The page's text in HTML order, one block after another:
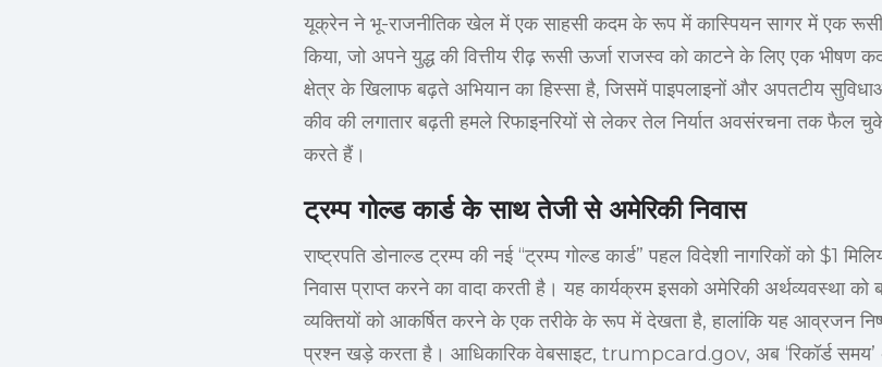
यूक्रेन ने भू-राजनीतिक खेल में एक साहसी कदम के रूप में कास्पियन सागर में एक
किया, जो अपने युद्ध की वित्तीय रीढ़ रूसी ऊर्जा राजस्व को काटने के लिए एक
क्षेत्र के खिलाफ बढ़ते अभियान का हिस्सा है, जिसमें पाइपलाइनों और अपतटीय
कीव की लगातार बढ़ती हमले रिफाइनरियों से लेकर तेल निर्यात अवसंरचना तक फैल चुके
करते हैं।
ट्रम्प गोल्ड कार्ड के साथ तेजी से अमेरिकी निवास
राष्ट्रपति डोनाल्ड ट्रम्प की नई “ट्रम्प गोल्ड कार्ड” पहल विदेशी नागरिकों को $1
निवास प्राप्त करने का वादा करती है। यह कार्यक्रम इसको अमेरिकी अर्थव्यवस्था
व्यक्तियों को आकर्षित करने के एक तरीके के रूप में देखता है, हालांकि यह आव्रजन
प्रश्न खड़े करता है। आधिकारिक वेबसाइट, trumpcard.gov, अब ‘रिकॉर्ड समय’